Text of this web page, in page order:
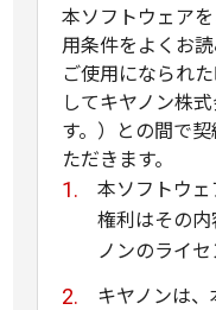
本ソフトウェア
用条件をよくお読
ご使用になられ
してキヤノン株
す。）との間で
ただきます。
本ソフトウ
権利はその
ノンのライセ
キヤノンは